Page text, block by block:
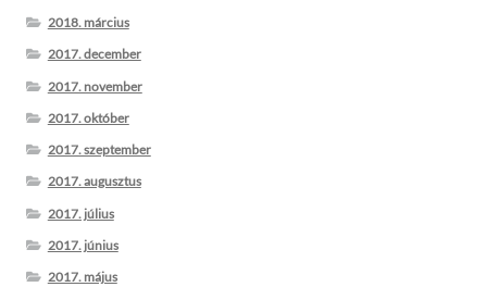
2018. március
2017. december
2017. november
2017. október
2017. szeptember
2017. augusztus
2017. július
2017. június
2017. május